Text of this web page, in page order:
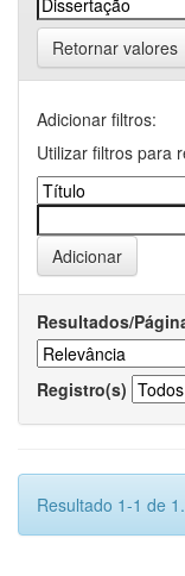
Retornar valores
Adicionar filtros:
Utilizar filtros para
Resultados/
Registro(s)
Resultado 1-1 de 1.